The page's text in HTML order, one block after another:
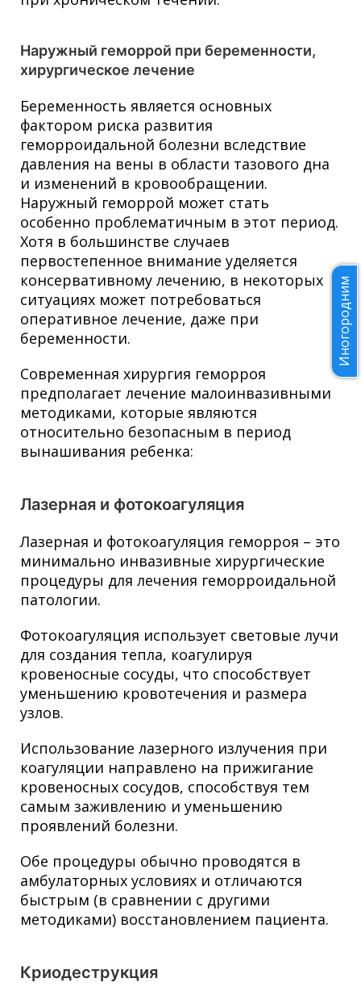
Наружный геморрой при беременности,
хирургическое лечение
Беременность является основных
фактором риска развития
геморроидальной болезни вследствие
давления на вены в области тазового дна
и изменений в кровообращении.
Наружный геморрой может стать
особенно проблематичным в этот период.
Хотя в большинстве случаев
первостепенное внимание уделяется
консервативному лечению, в некоторых
ситуациях может потребоваться
оперативное лечение, даже при
беременности.
Современная хирургия геморроя
предполагает лечение малоинвазивными
методиками, которые являются
относительно безопасным в период
вынашивания ребенка:
Лазерная и фотокоагуляция
Лазерная и фотокоагуляция геморроя – это
минимально инвазивные хирургические
процедуры для лечения геморроидальной
патологии.
Фотокоагуляция использует световые лучи
для создания тепла, коагулируя
кровеносные сосуды, что способствует
уменьшению кровотечения и размера
узлов.
Использование лазерного излучения при
коагуляции направлено на прижигание
кровеносных сосудов, способствуя тем
самым заживлению и уменьшению
проявлений болезни.
Обе процедуры обычно проводятся в
амбулаторных условиях и отличаются
быстрым (в сравнении с другими
методиками) восстановлением пациента.
Криодеструкция
Иногородним